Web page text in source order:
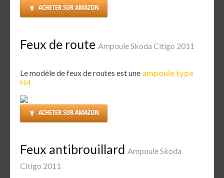
ACHETER SUR AMAZON
Feux de route Ampoule Skoda Citigo 2011
Le modèle de feux de routes est une ampoule type
H4
ACHETER SUR AMAZON
Feux antibrouillard Ampoule Skoda
Citigo 2011